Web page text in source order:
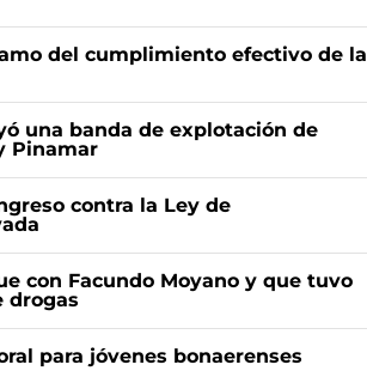
del cumplimiento efectivo de la
una banda de explotación de
Pinamar
contra la Ley de
con Facundo Moyano y que tuvo
drogas
para jóvenes bonaerenses